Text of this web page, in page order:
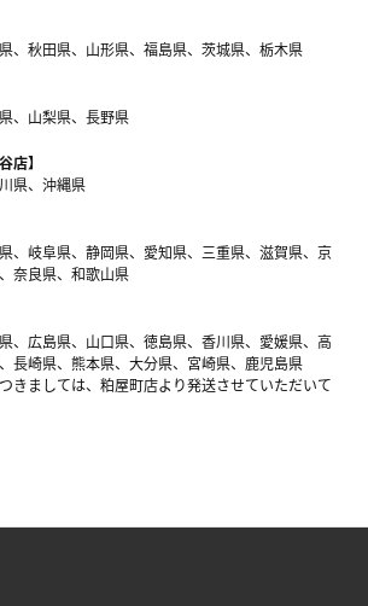
、秋田県、山形県、福島県、茨城県、栃木県
、山梨県、長野県
店】
県、沖縄県
、岐阜県、静岡県、愛知県、三重県、滋賀県、京
奈良県、和歌山県
、広島県、山口県、徳島県、香川県、愛媛県、高
長崎県、熊本県、大分県、宮崎県、鹿児島県
きましては、粕屋町店より発送させていただいて